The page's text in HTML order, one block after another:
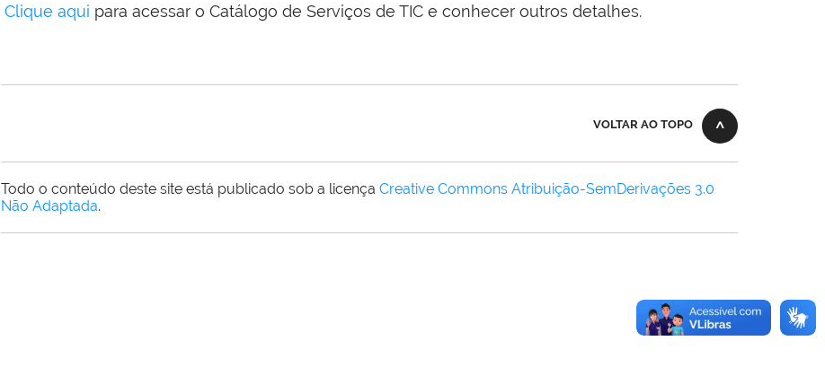
Clique aqui para acessar o Catálogo de Serviços de TIC e conhecer outros detalhes.
VOLTAR AO TOPO
Todo o conteúdo deste site está publicado sob a licença Creative Commons Atribuição-SemDerivações 3.0
Não Adaptada.